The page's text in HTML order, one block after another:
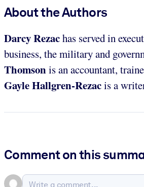
About the Authors
Darcy Rezachas served in
business, the military and
Thomsonis an accountant,
Gayle Hallgren-Rezacis a
Comment on this